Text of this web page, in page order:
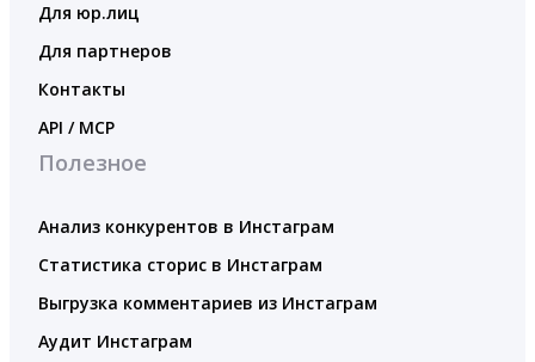
Для юр.лиц
Для партнеров
Контакты
API / MCP
Полезное
Анализ конкурентов в Инстаграм
Статистика сторис в Инстаграм
Выгрузка комментариев из Инстаграм
Аудит Инстаграм